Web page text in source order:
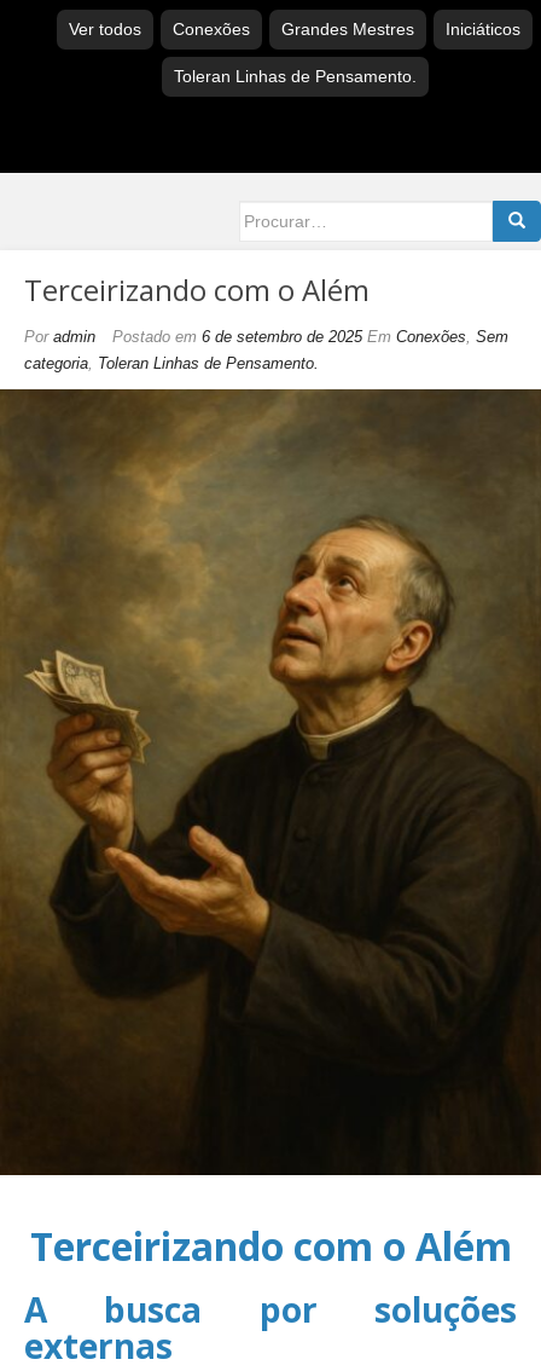
Ver todos Conexões Grandes Mestres Iniciáticos
Toleran Linhas de Pensamento.
for:
Terceirizando com o Além
Por admin Postado em 6 de setembro de 2025 Em Conexões, Sem
categoria, Toleran Linhas de Pensamento.
Terceirizando com o Além
A busca por soluções
externas